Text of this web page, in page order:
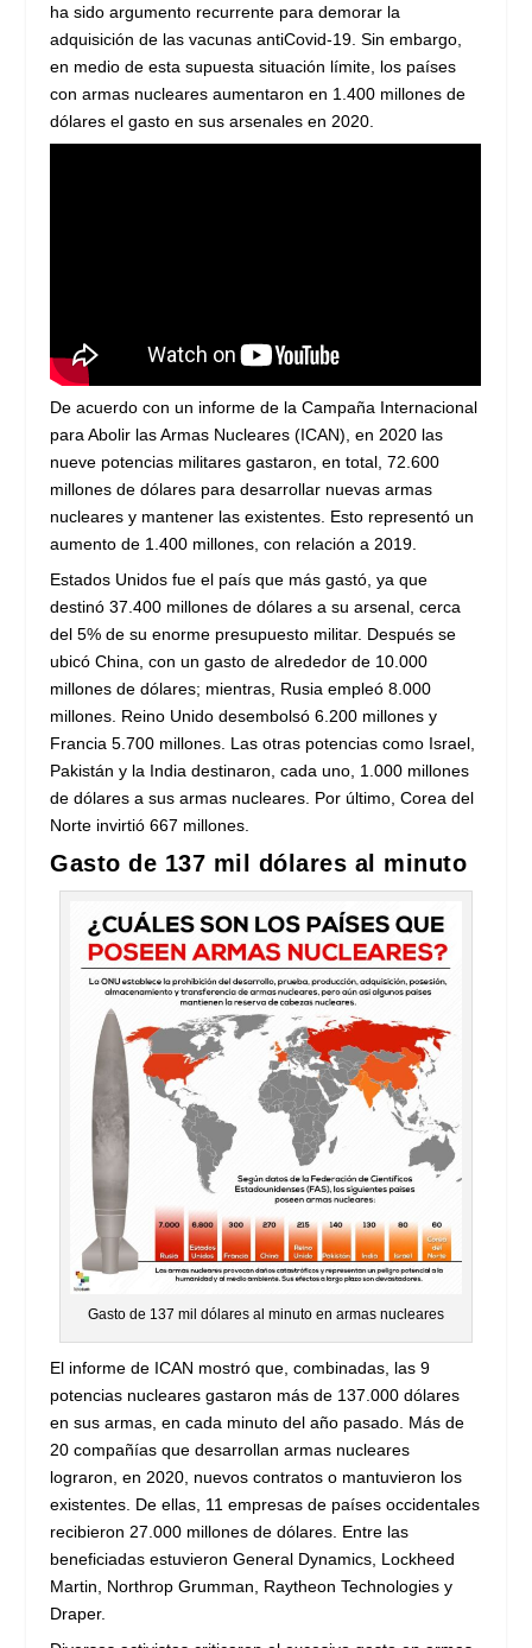
ha sido argumento recurrente para demorar la
adquisición de las vacunas antiCovid-19. Sin embargo,
en medio de esta supuesta situación límite, los países
con armas nucleares aumentaron en 1.400 millones de
dólares el gasto en sus arsenales en 2020.
De acuerdo con un informe de la Campaña Internacional
para Abolir las Armas Nucleares (ICAN), en 2020 las
nueve potencias militares gastaron, en total, 72.600
millones de dólares para desarrollar nuevas armas
nucleares y mantener las existentes. Esto representó un
aumento de 1.400 millones, con relación a 2019.
Estados Unidos fue el país que más gastó, ya que
destinó 37.400 millones de dólares a su arsenal, cerca
del 5% de su enorme presupuesto militar. Después se
ubicó China, con un gasto de alrededor de 10.000
millones de dólares; mientras, Rusia empleó 8.000
millones. Reino Unido desembolsó 6.200 millones y
Francia 5.700 millones. Las otras potencias como Israel,
Pakistán y la India destinaron, cada uno, 1.000 millones
de dólares a sus armas nucleares. Por último, Corea del
Norte invirtió 667 millones.
Gasto de 137 mil dólares al minuto
Gasto de 137 mil dólares al minuto en armas nucleares
El informe de ICAN mostró que, combinadas, las 9
potencias nucleares gastaron más de 137.000 dólares
en sus armas, en cada minuto del año pasado. Más de
20 compañías que desarrollan armas nucleares
lograron, en 2020, nuevos contratos o mantuvieron los
existentes. De ellas, 11 empresas de países occidentales
recibieron 27.000 millones de dólares. Entre las
beneficiadas estuvieron General Dynamics, Lockheed
Martin, Northrop Grumman, Raytheon Technologies y
Draper.